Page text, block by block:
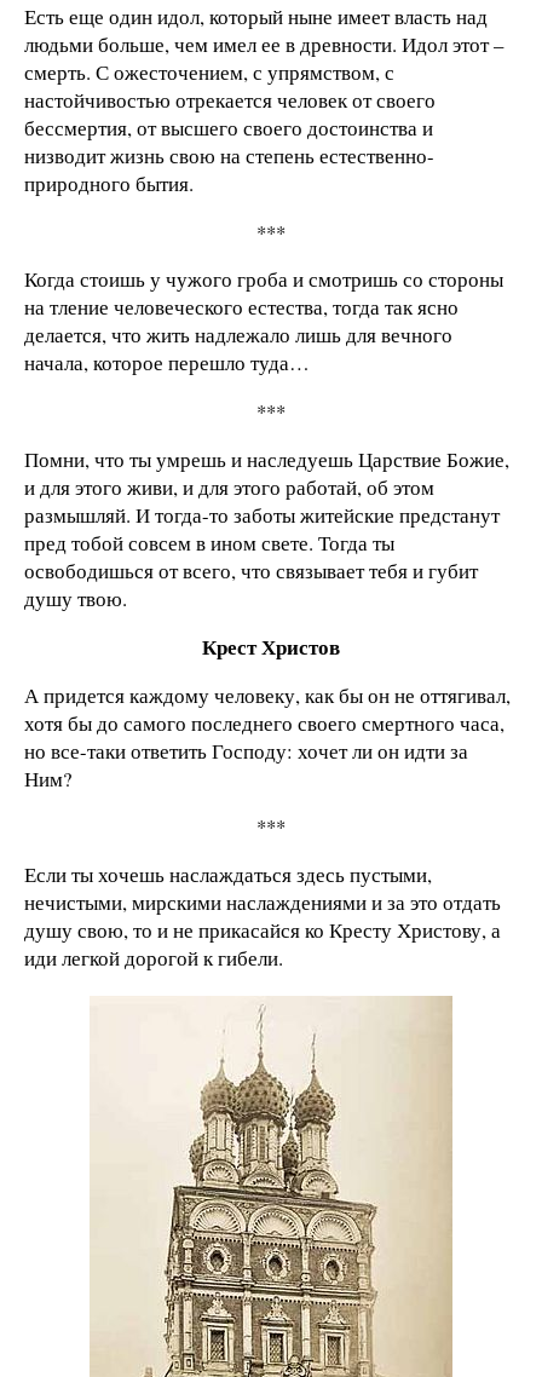
Есть еще один идол, который ныне имеет власть над
людьми больше, чем имел ее в древности. Идол этот –
смерть. С ожесточением, с упрямством, с
настойчивостью отрекается человек от своего
бессмертия, от высшего своего достоинства и
низводит жизнь свою на степень естественно-
природного бытия.
***
Когда стоишь у чужого гроба и смотришь со стороны
на тление человеческого естества, тогда так ясно
делается, что жить надлежало лишь для вечного
начала, которое перешло туда…
***
Помни, что ты умрешь и наследуешь Царствие Божие,
и для этого живи, и для этого работай, об этом
размышляй. И тогда-то заботы житейские предстанут
пред тобой совсем в ином свете. Тогда ты
освободишься от всего, что связывает тебя и губит
душу твою.
Крест Христов
А придется каждому человеку, как бы он не оттягивал,
хотя бы до самого последнего своего смертного часа,
но все-таки ответить Господу: хочет ли он идти за
Ним?
***
Если ты хочешь наслаждаться здесь пустыми,
нечистыми, мирскими наслаждениями и за это отдать
душу свою, то и не прикасайся ко Кресту Христову, а
иди легкой дорогой к гибели.